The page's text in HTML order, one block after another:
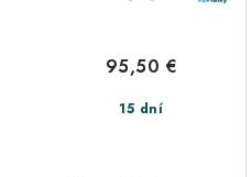
15 dní
95,50 €